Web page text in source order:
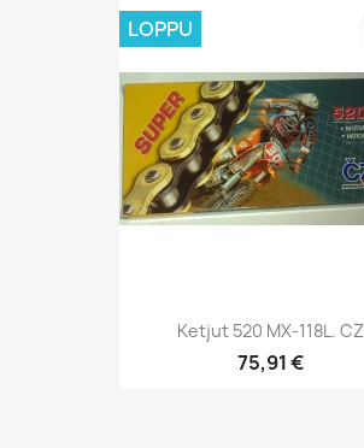
Ketjut 520 MX-118L. CZ
75,91 €
LOPPU